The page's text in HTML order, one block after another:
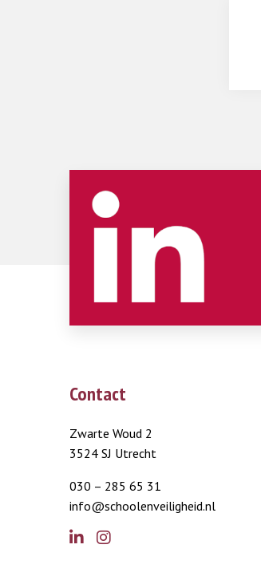
Contact
Zwarte Woud 2
3524 SJ Utrecht
030 – 285 65 31
info@schoolenveiligheid.nl